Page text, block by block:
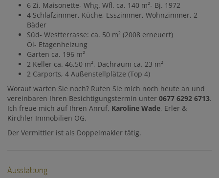
6 Zi. Maisonette- Whg. Wfl. ca. 140 m²- Bj. 1972
4 Schlafzimmer, Küche, Esszimmer, Wohnzimmer, 2
Bäder
Süd- Westterrasse: ca. 50 m² (2008 erneuert)
Öl- Etagenheizung
Garten ca. 196 m²
2 Keller ca. 46,50 m², Dachraum ca. 23 m²
2 Carports, 4 Außenstellplätze (Top 4)
Worauf warten Sie noch? Rufen Sie mich noch heute an und
vereinbaren Ihren Besichtigungstermin unter 0677 6292 6713.
Ich freue mich auf Ihren Anruf, Karoline Wade, Erler &
Kirchler Immobilien OG.
Der Vermittler ist als Doppelmakler tätig.
Ausstattung